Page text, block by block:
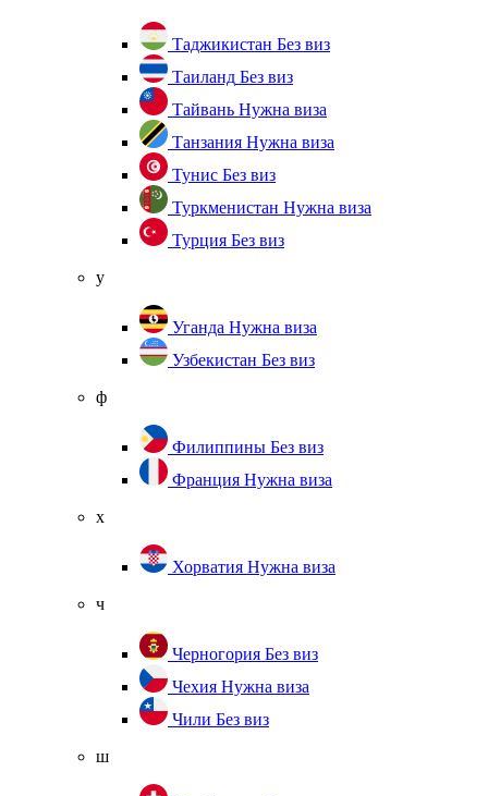
Таджикистан Без виз
Таиланд Без виз
Тайвань Нужна виза
Танзания Нужна виза
Тунис Без виз
Туркменистан Нужна виза
Турция Без виз
у
Уганда Нужна виза
Узбекистан Без виз
ф
Филиппины Без виз
Франция Нужна виза
х
Хорватия Нужна виза
ч
Черногория Без виз
Чехия Нужна виза
Чили Без виз
ш